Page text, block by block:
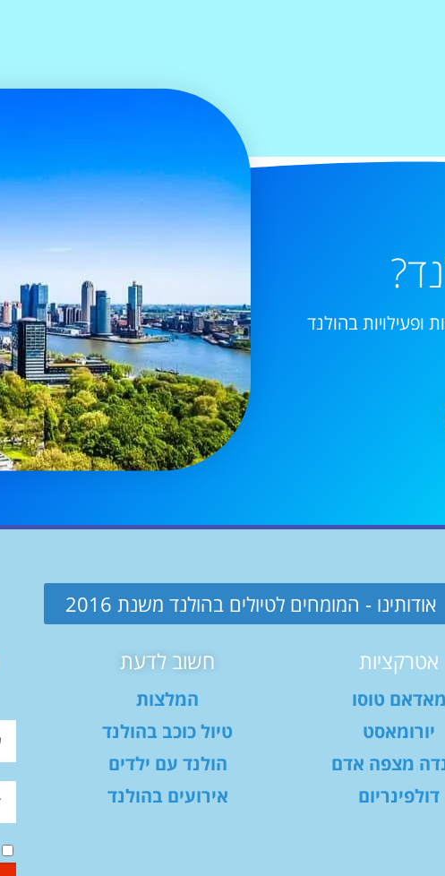
ופעילויות בהולנד
אודותינו - המומחים לטיולים בהולנד משנת 2016
אטרקציות
מאדאם טוסו
יורומאסט
מצפה אדם
דולפינריום
חשוב לדעת
המלצות
טיול כוכב בהולנד
הולנד עם ילדים
אירועים בהולנד